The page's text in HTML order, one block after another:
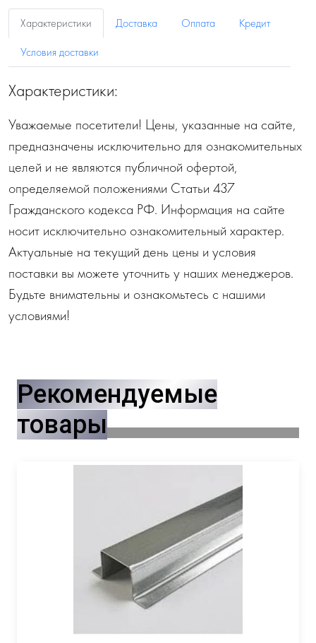
Характеристики Доставка Оплата
Кредит
Условия доставки
Характеристики:
Уважаемые посетители! Цены, указанные на сайте,
предназначены исключительно для ознакомительных
целей и не являются публичной офертой,
определяемой положениями Статьи 437
Гражданского кодекса РФ. Информация на сайте
носит исключительно ознакомительный характер.
Актуальные на текущий день цены и условия
поставки вы можете уточнить у наших менеджеров.
Будьте внимательны и ознакомьтесь с нашими
условиями!
Рекомендуемые
товары